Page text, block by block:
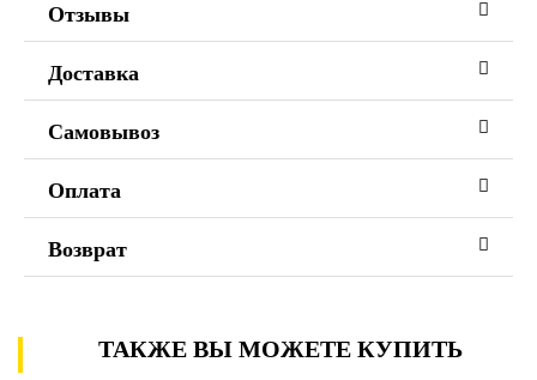
Отзывы
Доставка
Самовывоз
Оплата
Возврат
ТАКЖЕ ВЫ МОЖЕТЕ КУПИТЬ